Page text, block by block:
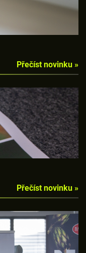
Přečíst novinku »
Přečíst novinku »